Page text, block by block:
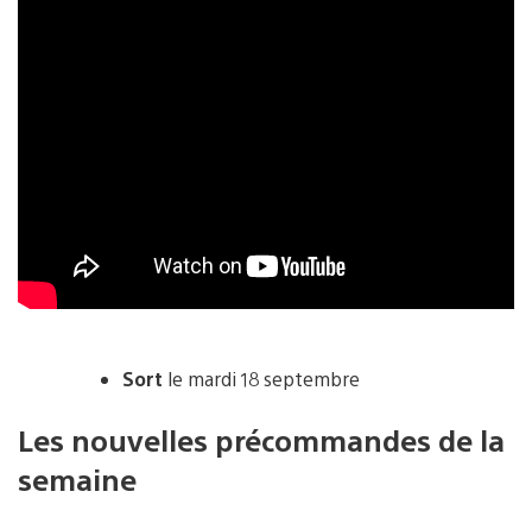
Sort le mardi 18 septembre
Les nouvelles précommandes de la
semaine